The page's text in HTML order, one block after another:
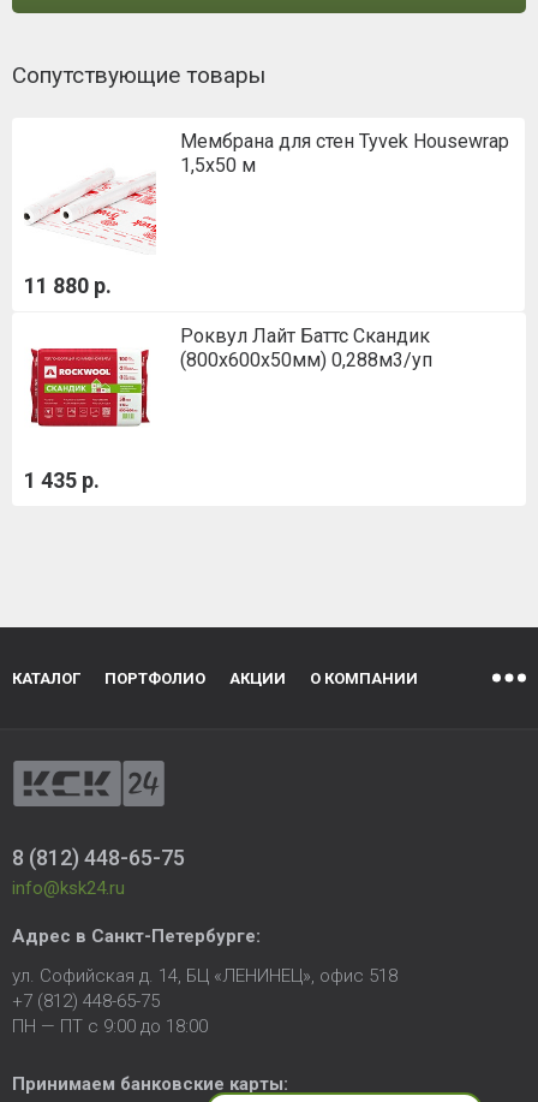
Сопутствующие товары
Мембрана для стен Tyvek Housewrap
1,5х50 м
11 880 р.
Роквул Лайт Баттс Скандик
(800х600х50мм) 0,288м3/уп
1 435 р.
КАТАЛОГ ПОРТФОЛИО АКЦИИ О КОМПАНИИ
8 (812) 448-65-75
info@ksk24.ru
Адрес в Санкт-Петербурге:
ул. Софийская д. 14, БЦ «ЛЕНИНЕЦ», офис 518
+7 (812) 448-65-75
ПН — ПТ с 9:00 до 18:00
Принимаем банковские карты: